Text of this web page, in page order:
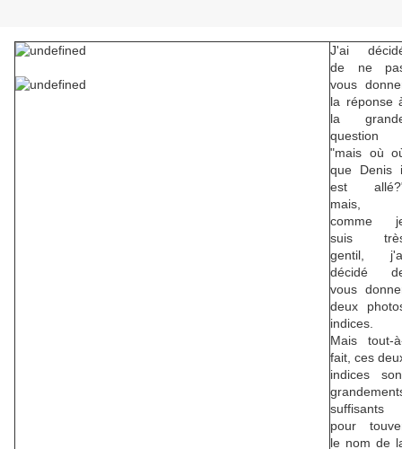
J'ai
de ne
vous
la réponse
la
question
"mais où
que Denis
est
mais,
comme
suis
gentil,
décidé
vous
deux
indices.
Mais tout-
fait, ces
indices
suffisants
pour
le nom de